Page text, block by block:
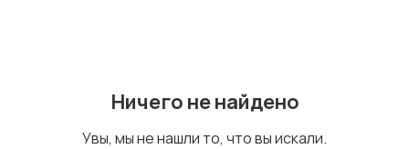
Ничего не найдено
Увы, мы не нашли то, что вы искали.